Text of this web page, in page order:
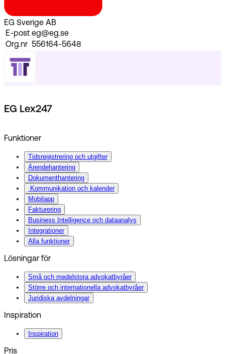
EG Sverige AB
E-post eg@eg.se
Org.nr 556164-5648
EG Lex247
Funktioner
Tidsregistrering och utgifter
Ärendehantering
Dokumenthantering
Kommunikation och kalender
Mobilapp
Fakturering
Business Intelligence och dataanalys
Integrationer
Alla funktioner
Lösningar för
Små och medelstora advokatbyråer
Större och internationella advokatbyråer
Juridiska avdelningar
Inspiration
Inspiration
Pris